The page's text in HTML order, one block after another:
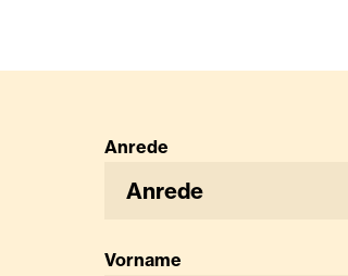
Anrede
Anrede
Vorname